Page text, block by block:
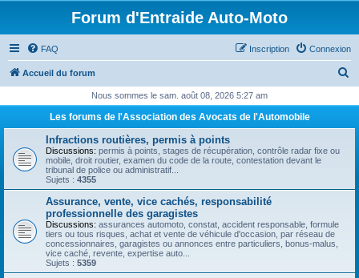
Forum d'Entraide Auto-Moto
FAQ Connexion
Inscription
Accueil du forum
h
c
Nous sommes le sam. août 08, 2026 5:27 am
Les forums de l'Association des Avocats de l'Automobile
Infractions routières, permis à points
Discussions: permis à points, stages de récupération, contrôle radar fixe ou
mobile, droit routier, examen du code de la route, contestation devant le
tribunal de police ou administratif...
Sujets : 4355
Assurance, vente, vice cachés, responsabilité
professionnelle des garagistes
Discussions: assurances automoto, constat, accident responsable, formule
tiers ou tous risques, achat et vente de véhicule d'occasion, par réseau de
concessionnaires, garagistes ou annonces entre particuliers, bonus-malus,
vice caché, revente, expertise auto...
Sujets : 5359